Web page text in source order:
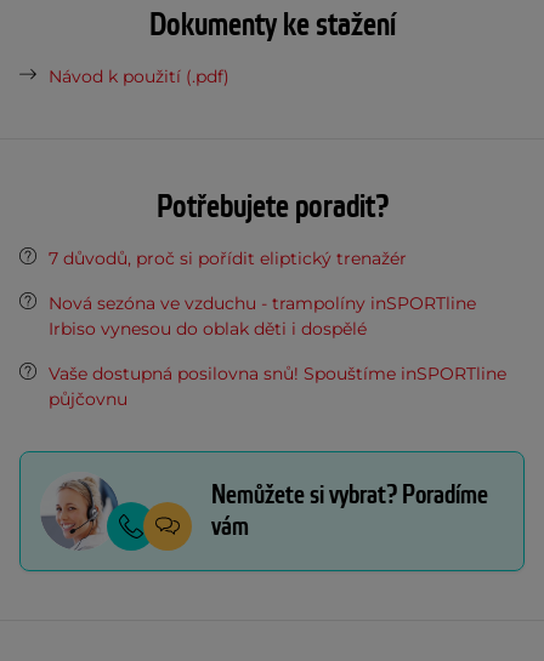
Dokumenty ke stažení
Návod k použití (.pdf)
Potřebujete poradit?
7 důvodů, proč si pořídit eliptický trenažér
Nová sezóna ve vzduchu - trampolíny inSPORTline
Irbiso vynesou do oblak děti i dospělé
Vaše dostupná posilovna snů! Spouštíme inSPORTline
půjčovnu
Nemůžete si vybrat? Poradíme
vám